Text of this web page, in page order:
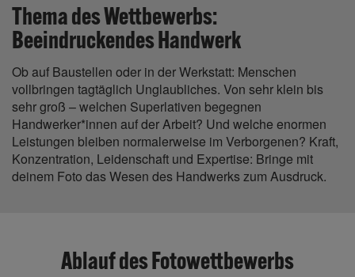
Thema des Wettbewerbs:
Beeindruckendes Handwerk
Ob auf Baustellen oder in der Werkstatt: Menschen
vollbringen tagtäglich Unglaubliches. Von sehr klein bis
sehr groß – welchen Superlativen begegnen
Handwerker*innen auf der Arbeit? Und welche enormen
Leistungen bleiben normalerweise im Verborgenen? Kraft,
Konzentration, Leidenschaft und Expertise: Bringe mit
deinem Foto das Wesen des Handwerks zum Ausdruck.
Ablauf des Fotowettbewerbs